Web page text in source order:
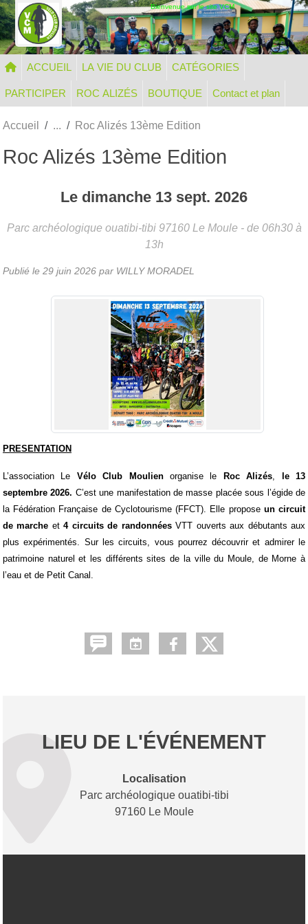
Bienvenue sur le site VCM
ACCUEIL LA VIE DU CLUB CATÉGORIES
PARTICIPER ROC ALIZÉS BOUTIQUE Contact et plan
Accueil Roc Alizés 13ème Edition
Roc Alizés 13ème Edition
Le dimanche 13 sept. 2026
Parc archéologique ouatibi-tibi 97160 Le Moule - de 06h30 à
13h
Publié le 29 juin 2026 par WILLY MORADEL
PRESENTATION
L’association Le Vélo Club Moulienorganise le Roc Alizés
le 13
septembre 2026. C’est une manifestation de masse placée sous l’égide de
la Fédération Française de Cyclotourisme (FFCT). Elle propose un circuit
de marche et4 circuits de randonnéesVTT ouverts aux débutants aux
plus expérimentés. Sur les circuits, vous pourrez découvrir et admirer le
patrimoine naturel et les différents sites de la ville du Moule, de Morne à
l’eau et de Petit Canal.
LIEU DE L'ÉVÉNEMENT
Localisation
Parc archéologique ouatibi-tibi
97160 Le Moule
Panneau de gestion des cookies